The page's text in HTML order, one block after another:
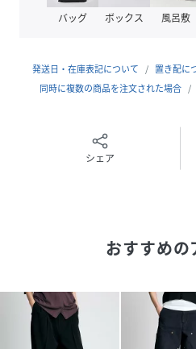
が本当の私。どんな姿も包み込
性別タイプ レディース
(1050161-55-36
バッグ ボックス 風呂敷
発送日・在庫表記について 置き配に
同時に複数の商品を注文された場合
シェア
おすすめの